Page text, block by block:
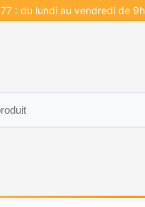
: du lundi au vendredi de